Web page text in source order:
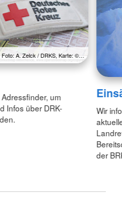
Foto: A. Zelck / DRKS, Karte: ©…
um
Infos über DRK-
Wir
der